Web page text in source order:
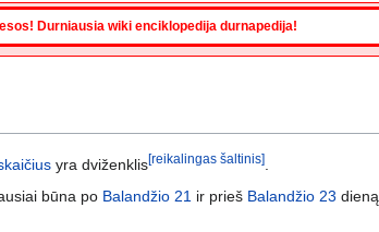
Durniausia wiki enciklopedija durnapedija!
yra dviženklis[reikalingas šaltinis]
būna po Balandžio 21 ir prieš Balandžio 23 dieną.